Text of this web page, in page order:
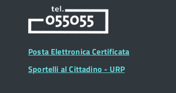
Posta Elettronica Certificata
Sportelli al Cittadino - URP